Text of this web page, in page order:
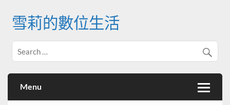
content雪莉的數位生活
Menu